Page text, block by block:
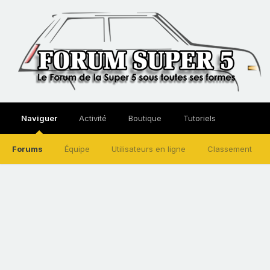
Naviguer
Forums Équipe Utilisateurs en ligne Classement
Activité Boutique Tutoriels